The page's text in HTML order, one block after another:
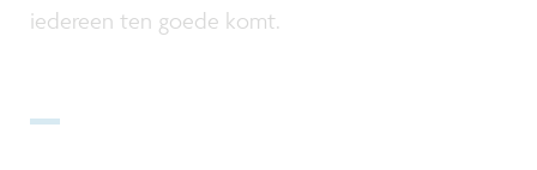
iedereen ten goede komt.